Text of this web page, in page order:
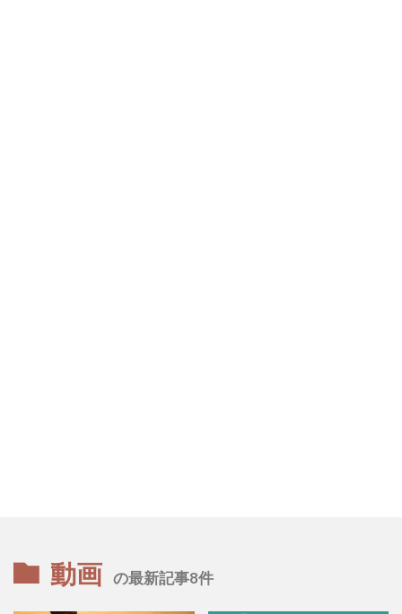
動画 の最新記事8件